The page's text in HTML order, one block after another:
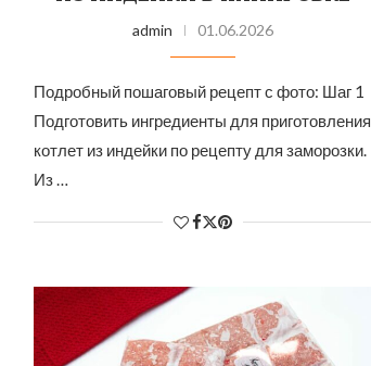
admin 01.06.2026
Подробный пошаговый рецепт с фото: Шаг 1
Подготовить ингредиенты для приготовления
котлет из индейки по рецепту для заморозки.
Из …